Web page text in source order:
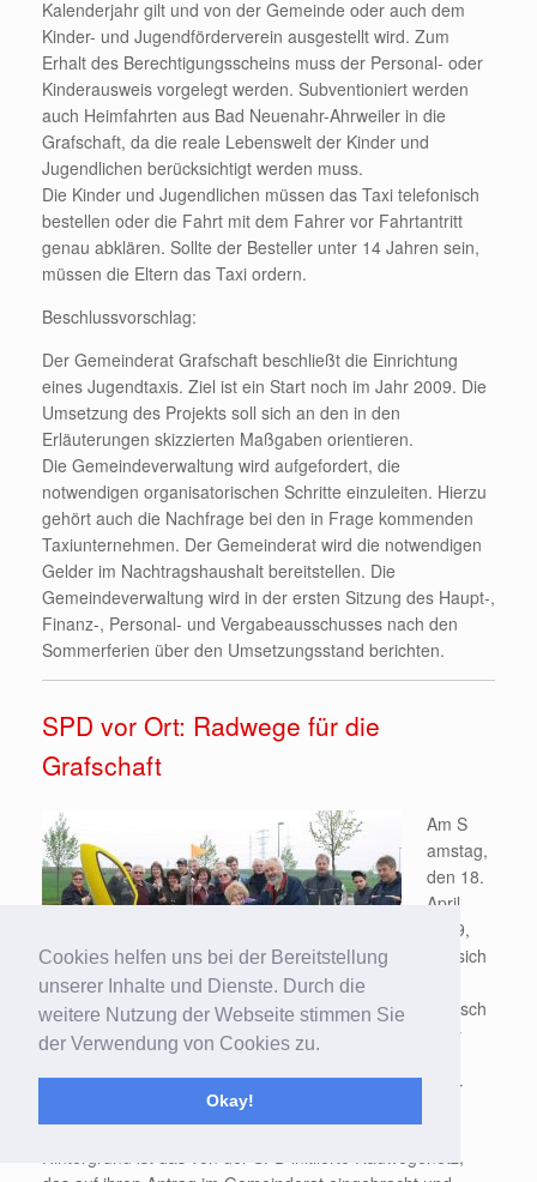
Cookies helfen uns bei der Bereitstellung
unserer Inhalte und Dienste. Durch die
weitere Nutzung der Webseite stimmen Sie
der Verwendung von Cookies zu.
Okay!
Kalenderjahr gilt und von der Gemeinde oder auch dem
Kinder- und Jugendförderverein ausgestellt wird. Zum
Erhalt des Berechtigungsscheins muss der Personal- oder
Kinderausweis vorgelegt werden. Subventioniert werden
auch Heimfahrten aus Bad Neuenahr-Ahrweiler in die
Grafschaft, da die reale Lebenswelt der Kinder und
Jugendlichen berücksichtigt werden muss.
Die Kinder und Jugendlichen müssen das Taxi telefonisch
bestellen oder die Fahrt mit dem Fahrer vor Fahrtantritt
genau abklären. Sollte der Besteller unter 14 Jahren sein,
müssen die Eltern das Taxi ordern.
Beschlussvorschlag:
Der Gemeinderat Grafschaft beschließt die Einrichtung
eines Jugendtaxis. Ziel ist ein Start noch im Jahr 2009. Die
Umsetzung des Projekts soll sich an den in den
Erläuterungen skizzierten Maßgaben orientieren.
Die Gemeindeverwaltung wird aufgefordert, die
notwendigen organisatorischen Schritte einzuleiten. Hierzu
gehört auch die Nachfrage bei den in Frage kommenden
Taxiunternehmen. Der Gemeinderat wird die notwendigen
Gelder im Nachtragshaushalt bereitstellen. Die
Gemeindeverwaltung wird in der ersten Sitzung des Haupt-,
Finanz-, Personal- und Vergabeausschusses nach den
Sommerferien über den Umsetzungsstand berichten.
SPD vor Ort: Radwege für die
Grafschaft
Am S
amstag,
den 18.
April
2009,
traf sich
Grafsch
after
SPD, um sich vor Ort per Fahrrad ein Bild davon zu
machen, in welchem Zustand sich die Radwege auf der
Hintergrund ist das von der SPD initiierte Radwegenetz,